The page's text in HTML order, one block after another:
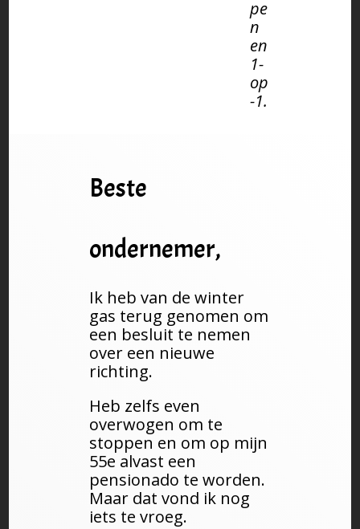
pe
n
en
1-
op
-1.
Beste
ondernemer,
Ik heb van de winter
gas terug genomen om
een besluit te nemen
over een nieuwe
richting.
Heb zelfs even
overwogen om te
stoppen en om op mijn
55e alvast een
pensionado te worden.
Maar dat vond ik nog
iets te vroeg.